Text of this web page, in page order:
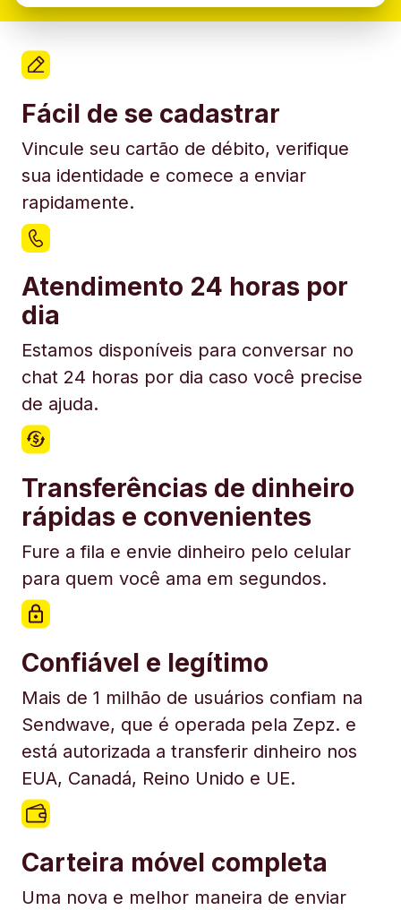
Fácil de se cadastrar
Vincule seu cartão de débito, verifique
sua identidade e comece a enviar
rapidamente.
Atendimento 24 horas por
dia
Estamos disponíveis para conversar no
chat 24 horas por dia caso você precise
de ajuda.
Transferências de dinheiro
rápidas e convenientes
Fure a fila e envie dinheiro pelo celular
para quem você ama em segundos.
Confiável e legítimo
Mais de 1 milhão de usuários confiam na
Sendwave, que é operada pela Zepz. e
está autorizada a transferir dinheiro nos
EUA, Canadá, Reino Unido e UE.
Carteira móvel completa
Uma nova e melhor maneira de enviar